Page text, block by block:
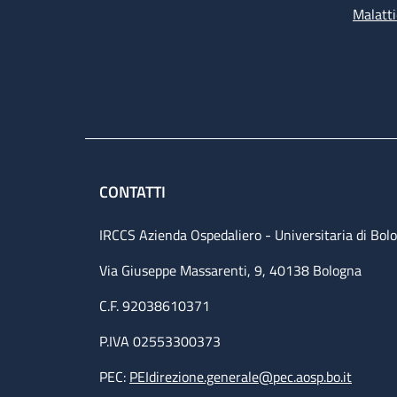
CONTATTI
IRCCS Azienda Ospedaliero - Universitaria di
Via Giuseppe Massarenti, 9, 40138 Bologna
C.F. 92038610371
P.IVA 02553300373
PEC: PEIdirezione.generale@pec.aosp.bo.it